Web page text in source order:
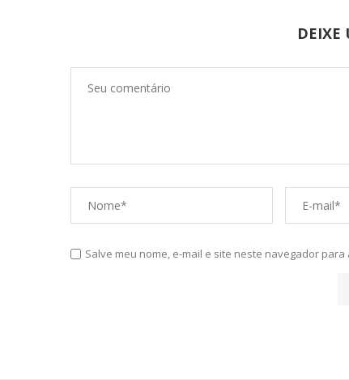
DEIXE
Salve meu nome, e-mail e site neste navegador